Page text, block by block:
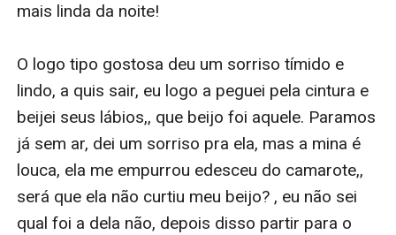
mais linda da noite!
O logo tipo gostosa deu um sorriso tímido e
lindo, a quis sair, eu logo a peguei pela cintura e
beijei seus lábios,, que beijo foi aquele. Paramos
já sem ar, dei um sorriso pra ela, mas a mina é
louca, ela me empurrou edesceu do camarote,,
será que ela não curtiu meu beijo? , eu não sei
qual foi a dela não, depois disso partir para o